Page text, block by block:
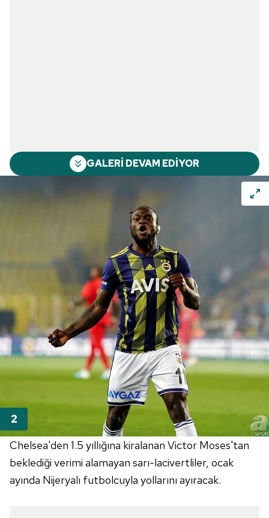
GALERİ DEVAM EDİYOR
Chelsea'den 1.5 yıllığına kiralanan Victor Moses'tan
beklediği verimi alamayan sarı-lacivertliler, ocak
ayında Nijeryalı futbolcuyla yollarını ayıracak.